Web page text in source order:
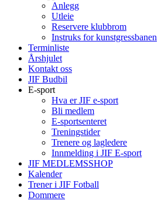
Anlegg
Utleie
Reservere klubbrom
Instruks for kunstgressbanen
Terminliste
Årshjulet
Kontakt oss
JIF Budbil
E-sport
Hva er JIF e-sport
Bli medlem
E-sportsenteret
Treningstider
Trenere og lagledere
Innmelding i JIF E-sport
JIF MEDLEMSSHOP
Kalender
Trener i JIF Fotball
Dommere